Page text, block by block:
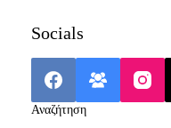
Socials
Αναζήτηση